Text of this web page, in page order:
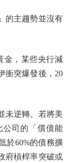
主趨勢並沒有
，某些央行減
衝突爆發後，20
逆轉。若將美
公司的「償債能
於60%的債務擴
府槓桿率突破或